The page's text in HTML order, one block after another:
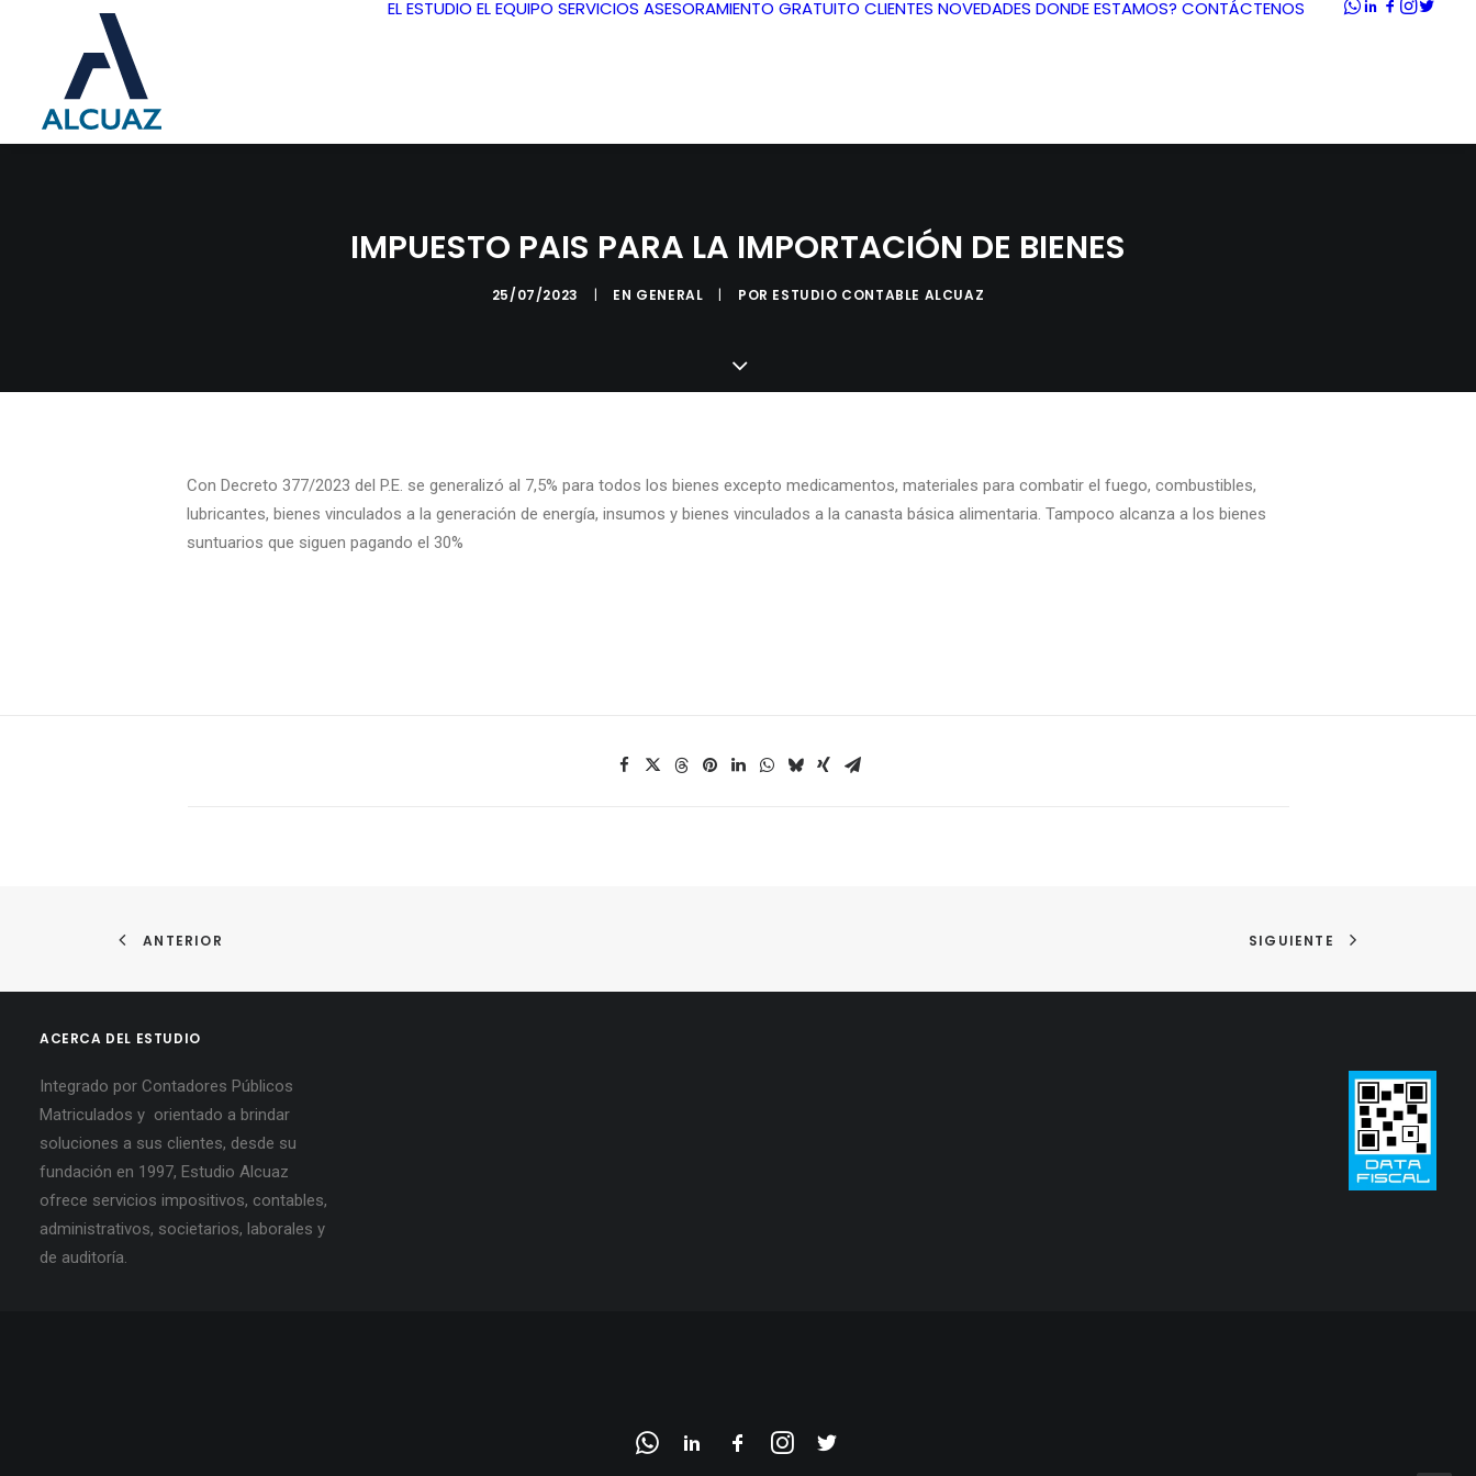
EL ESTUDIO EL EQUIPO SERVICIOS ASESORAMIENTO GRATUITO CLIENTES NOVEDADES DONDE ESTAMOS? CONTÁCTENOS
IMPUESTO PAIS PARA LA IMPORTACIÓN DE BIENES
25/07/2023 | EN GENERAL | POR ESTUDIO CONTABLE ALCUAZ
Con Decreto 377/2023 del P.E. se generalizó al 7,5% para todos los bienes excepto medicamentos, materiales para combatir el fuego, combustibles,
lubricantes, bienes vinculados a la generación de energía, insumos y bienes vinculados a la canasta básica alimentaria. Tampoco alcanza a los bienes
suntuarios que siguen pagando el 30%
ANTERIOR SIGUIENTE
ACERCA DEL ESTUDIO
Integrado por Contadores Públicos
Matriculados y orientado a brindar
soluciones a sus clientes, desde su
fundación en 1997, Estudio Alcuaz
ofrece servicios impositivos, contables,
administrativos, societarios, laborales y
de auditoría.